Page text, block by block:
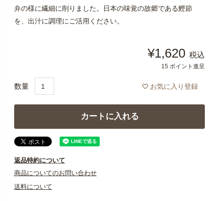
弁の様に繊細に削りました。日本の味覚の故郷である鰹節
を、出汁に調理にご活用ください。
¥1,620 税込
15 ポイント進呈
お気に入り登録
カートに入れる
返品特約について
商品についてのお問い合わせ
送料について